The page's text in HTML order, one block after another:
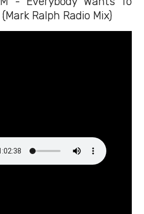
Ralph Radio Mix)